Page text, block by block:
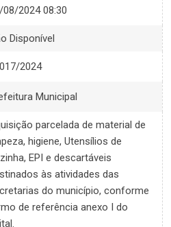
08/2024 08:30
Disponível
2024
Municipal
parcelada de material de
higiene, Utensílios de
EPI e descartáveis
às atividades das
do município, conforme
de referência anexo I do